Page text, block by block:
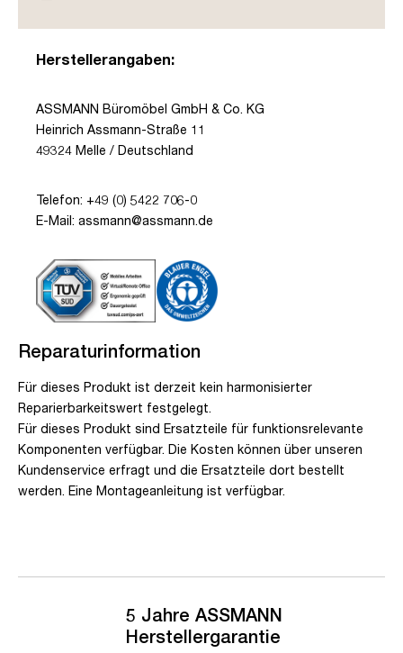
Herstellerangaben:
ASSMANN Büromöbel GmbH & Co. KG
Heinrich Assmann-Straße 11
49324 Melle / Deutschland
Telefon: +49 (0) 5422 706-0
E-Mail: assmann@assmann.de
Reparaturinformation
Für dieses Produkt ist derzeit kein harmonisierter
Reparierbarkeitswert festgelegt.
Für dieses Produkt sind Ersatzteile für funktionsrelevante
Komponenten verfügbar. Die Kosten können über unseren
Kundenservice erfragt und die Ersatzteile dort bestellt
werden. Eine Montageanleitung ist verfügbar.
5 Jahre ASSMANN
Herstellergarantie